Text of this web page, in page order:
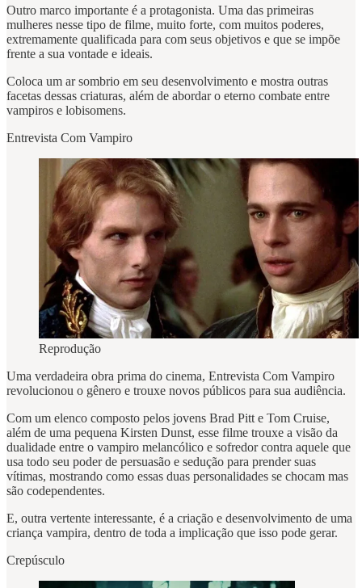
Outro marco importante é a protagonista. Uma das primeiras
mulheres nesse tipo de filme, muito forte, com muitos poderes,
extremamente qualificada para com seus objetivos e que se impõe
frente a sua vontade e ideais.
Coloca um ar sombrio em seu desenvolvimento e mostra outras
facetas dessas criaturas, além de abordar o eterno combate entre
vampiros e lobisomens.
Entrevista Com Vampiro
Reprodução
Uma verdadeira obra prima do cinema, Entrevista Com Vampiro
revolucionou o gênero e trouxe novos públicos para sua audiência.
Com um elenco composto pelos jovens Brad Pitt e Tom Cruise,
além de uma pequena Kirsten Dunst, esse filme trouxe a visão da
dualidade entre o vampiro melancólico e sofredor contra aquele que
usa todo seu poder de persuasão e sedução para prender suas
vítimas, mostrando como essas duas personalidades se chocam mas
são codependentes.
E, outra vertente interessante, é a criação e desenvolvimento de uma
criança vampira, dentro de toda a implicação que isso pode gerar.
Crepúsculo